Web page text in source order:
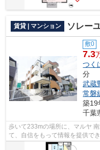
賃貸 | マンション ソレー
敷0
7.3
つく
分
武蔵
常磐
築19
千葉
歩いて233mの場所に、マルヤ
て、自信をもって情報を提供で
に立地する、アクセス良好な物